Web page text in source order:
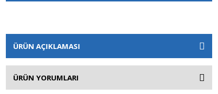
ÜRÜN AÇIKLAMASI
ÜRÜN YORUMLARI